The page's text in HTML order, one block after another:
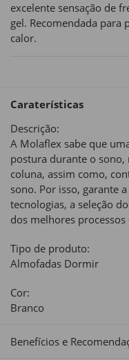
excelente sensação de
gel. Recomendada para
calor.
Caraterísticas
Descrição:
A Molaflex sabe que
postura durante o sono,
coluna, assim como,
sono. Por isso, garante
tecnologias, a seleção
dos melhores
Tipo de produto:
Almofadas Dormir
Cor:
Branco
Material:
Enchimento: bloco
Benefícios e